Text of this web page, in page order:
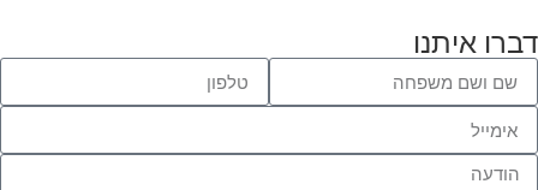
דברו איתנו